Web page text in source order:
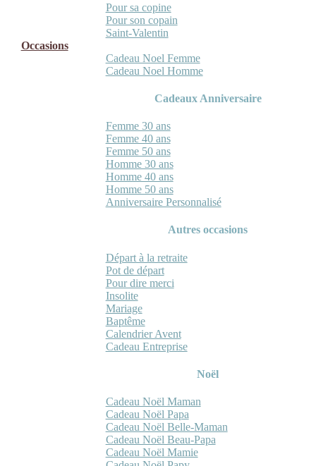
Pour sa copine
Pour son copain
Saint-Valentin
Occasions
Cadeau Noel Femme
Cadeau Noel Homme
Cadeaux Anniversaire
Femme 30 ans
Femme 40 ans
Femme 50 ans
Homme 30 ans
Homme 40 ans
Homme 50 ans
Anniversaire Personnalisé
Autres occasions
Départ à la retraite
Pot de départ
Pour dire merci
Insolite
Mariage
Baptême
Calendrier Avent
Cadeau Entreprise
Noël
Cadeau Noël Maman
Cadeau Noël Papa
Cadeau Noël Belle-Maman
Cadeau Noël Beau-Papa
Cadeau Noël Mamie